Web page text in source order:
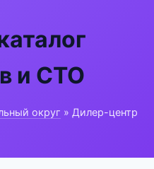
и СТО
округ » Дилер-центр